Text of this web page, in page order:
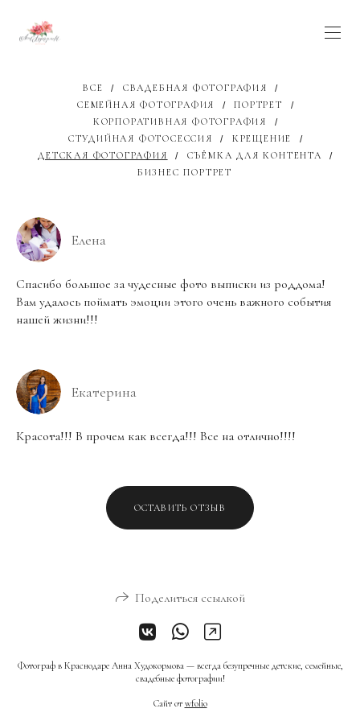
ВСЕ
СВАДЕБНАЯ ФОТОГРАФИЯ
СЕМЕЙНАЯ ФОТОГРАФИЯ
ПОРТРЕТ
КОРПОРАТИВНАЯ ФОТОГРАФИЯ
СТУДИЙНАЯ ФОТОСЕССИЯ
КРЕЩЕНИЕ
ДЕТСКАЯ ФОТОГРАФИЯ
СЪЁМКА ДЛЯ КОНТЕНТА
БИЗНЕС ПОРТРЕТ
Елена
Спасибо большое за чудесные фото выписки из роддома!
Вам удалось поймать эмоции этого очень важного события
нашей жизни!!!
Екатерина
Красота!!! В прочем как всегда!!! Все на отлично!!!!
ОСТАВИТЬ ОТЗЫВ
Поделиться ссылкой
Фотограф в Краснодаре Анна Худокормова — всегда безупречные детские, семейные,
свадебные фотографии!
Сайт от wfolio